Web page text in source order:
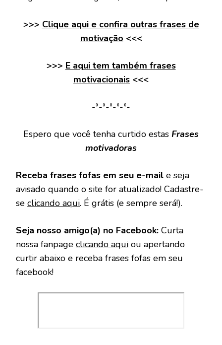
>>> Clique aqui e confira outras frases de
motivação <<<
>>> E aqui tem também frases
motivacionais <<<
-*-*-*-*-*-
Espero que você tenha curtido estas Frases
motivadoras
Receba frases fofas em seu e-mail e seja
avisado quando o site for atualizado! Cadastre-
se clicando aqui. É grátis (e sempre será!).
Seja nosso amigo(a) no Facebook: Curta
nossa fanpage clicando aqui ou apertando
curtir abaixo e receba frases fofas em seu
facebook!